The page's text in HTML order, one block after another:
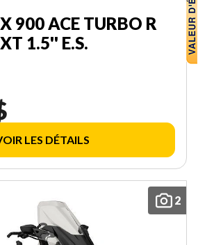
900 ACE TURBO R
1.5'' E.S.
LES DÉTAILS
2